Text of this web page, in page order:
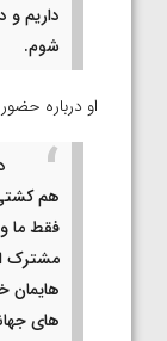
داریم و
شوم.
او درباره
هم
فقط ما
مشترک
هایمان